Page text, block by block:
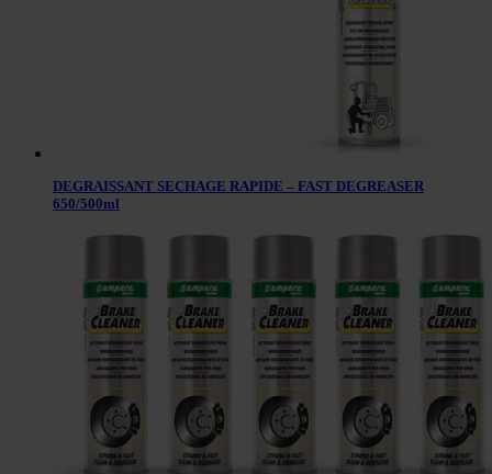
DEGRAISSANT SECHAGE RAPIDE – FAST DEGREASER
650/500ml